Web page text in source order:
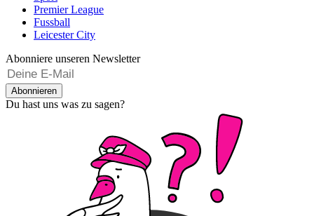
Premier League
Fussball
Leicester City
Abonniere unseren Newsletter
Abonnieren
Du hast uns was zu sagen?